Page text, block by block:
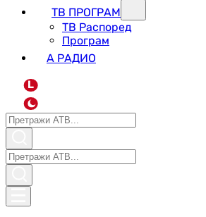
ТВ ПРОГРАМ
ТВ Распоред
Програм
А РАДИО
L